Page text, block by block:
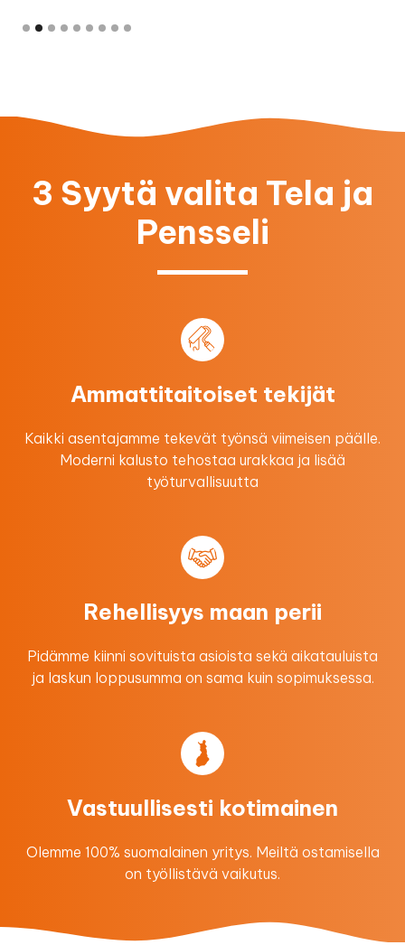
Slide 2 of 9.
3 Syytä valita Tela ja
Pensseli
Ammattitaitoiset tekijät
Kaikki asentajamme tekevät työnsä viimeisen päälle.
Moderni kalusto tehostaa urakkaa ​ja lisää
työturvallisuutta
Rehellisyys maan perii
Pidämme kiinni sovituista asioista sekä aikatauluista
ja laskun loppusumma on sama kuin sopimuksessa.
Vastuullisesti kotimainen
Olemme 100% suomalainen yritys. Meiltä ostamisella
on työllistävä vaikutus.